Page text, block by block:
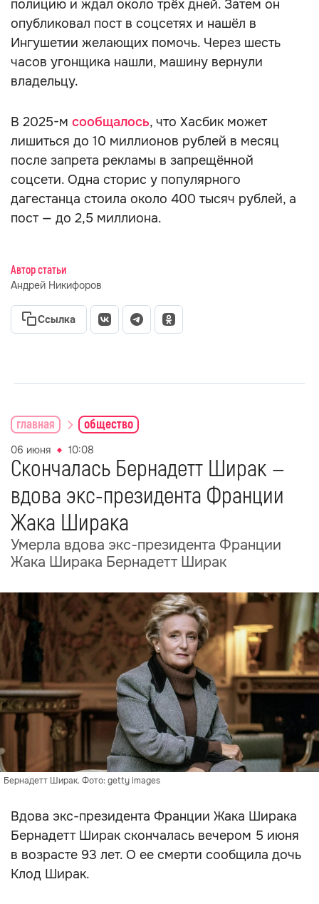
полицию и ждал около трёх дней. Затем он
опубликовал пост в соцсетях и нашёл в
Ингушетии желающих помочь. Через шесть
часов угонщика нашли, машину вернули
владельцу.
В 2025-м сообщалось, что Хасбик может
лишиться до 10 миллионов рублей в месяц
после запрета рекламы в запрещённой
соцсети. Одна сторис у популярного
дагестанца стоила около 400 тысяч рублей, а
пост — до 2,5 миллиона.
Автор статьи
Андрей Никифоров
Ссылка
главная общество
06 июня 10:08
Скончалась Бернадетт Ширак —
вдова экс-президента Франции
Жака Ширака
Умерла вдова экс-президента Франции
Жака Ширака Бернадетт Ширак
Бернадетт Ширак. Фото: getty images
Вдова экс-президента Франции Жака Ширака
Бернадетт Ширак скончалась вечером 5 июня
в возрасте 93 лет. О ее смерти сообщила дочь
Клод Ширак.